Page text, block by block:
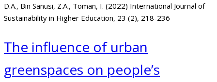
D.A., Bin Sanusi, Z.A., Toman, I. (2022) International Journal of
Sustainability in Higher Education, 23 (2), 218-236
The influence of urban
greenspaces on people’s